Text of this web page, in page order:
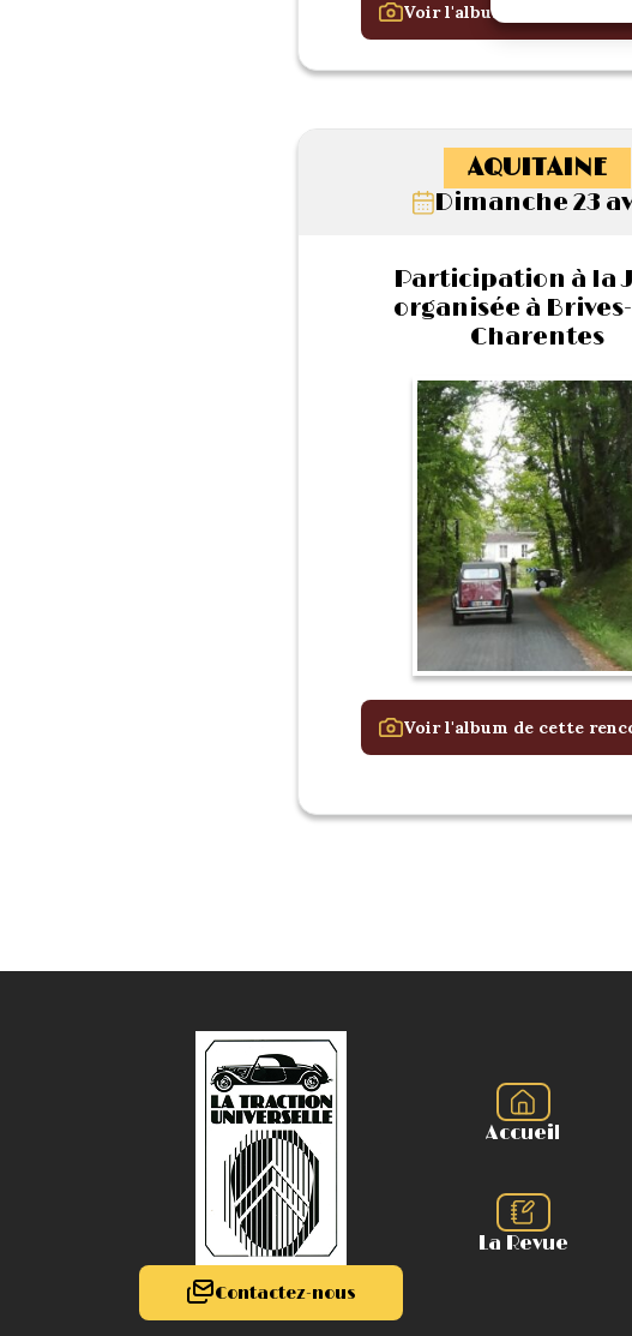
Voir l'album de cette
AQUITAINE
Dimanche 23
Participation à la
organisée à
Charentes
Voir l'album de cette
Contactez-nous
Accueil
La Revue